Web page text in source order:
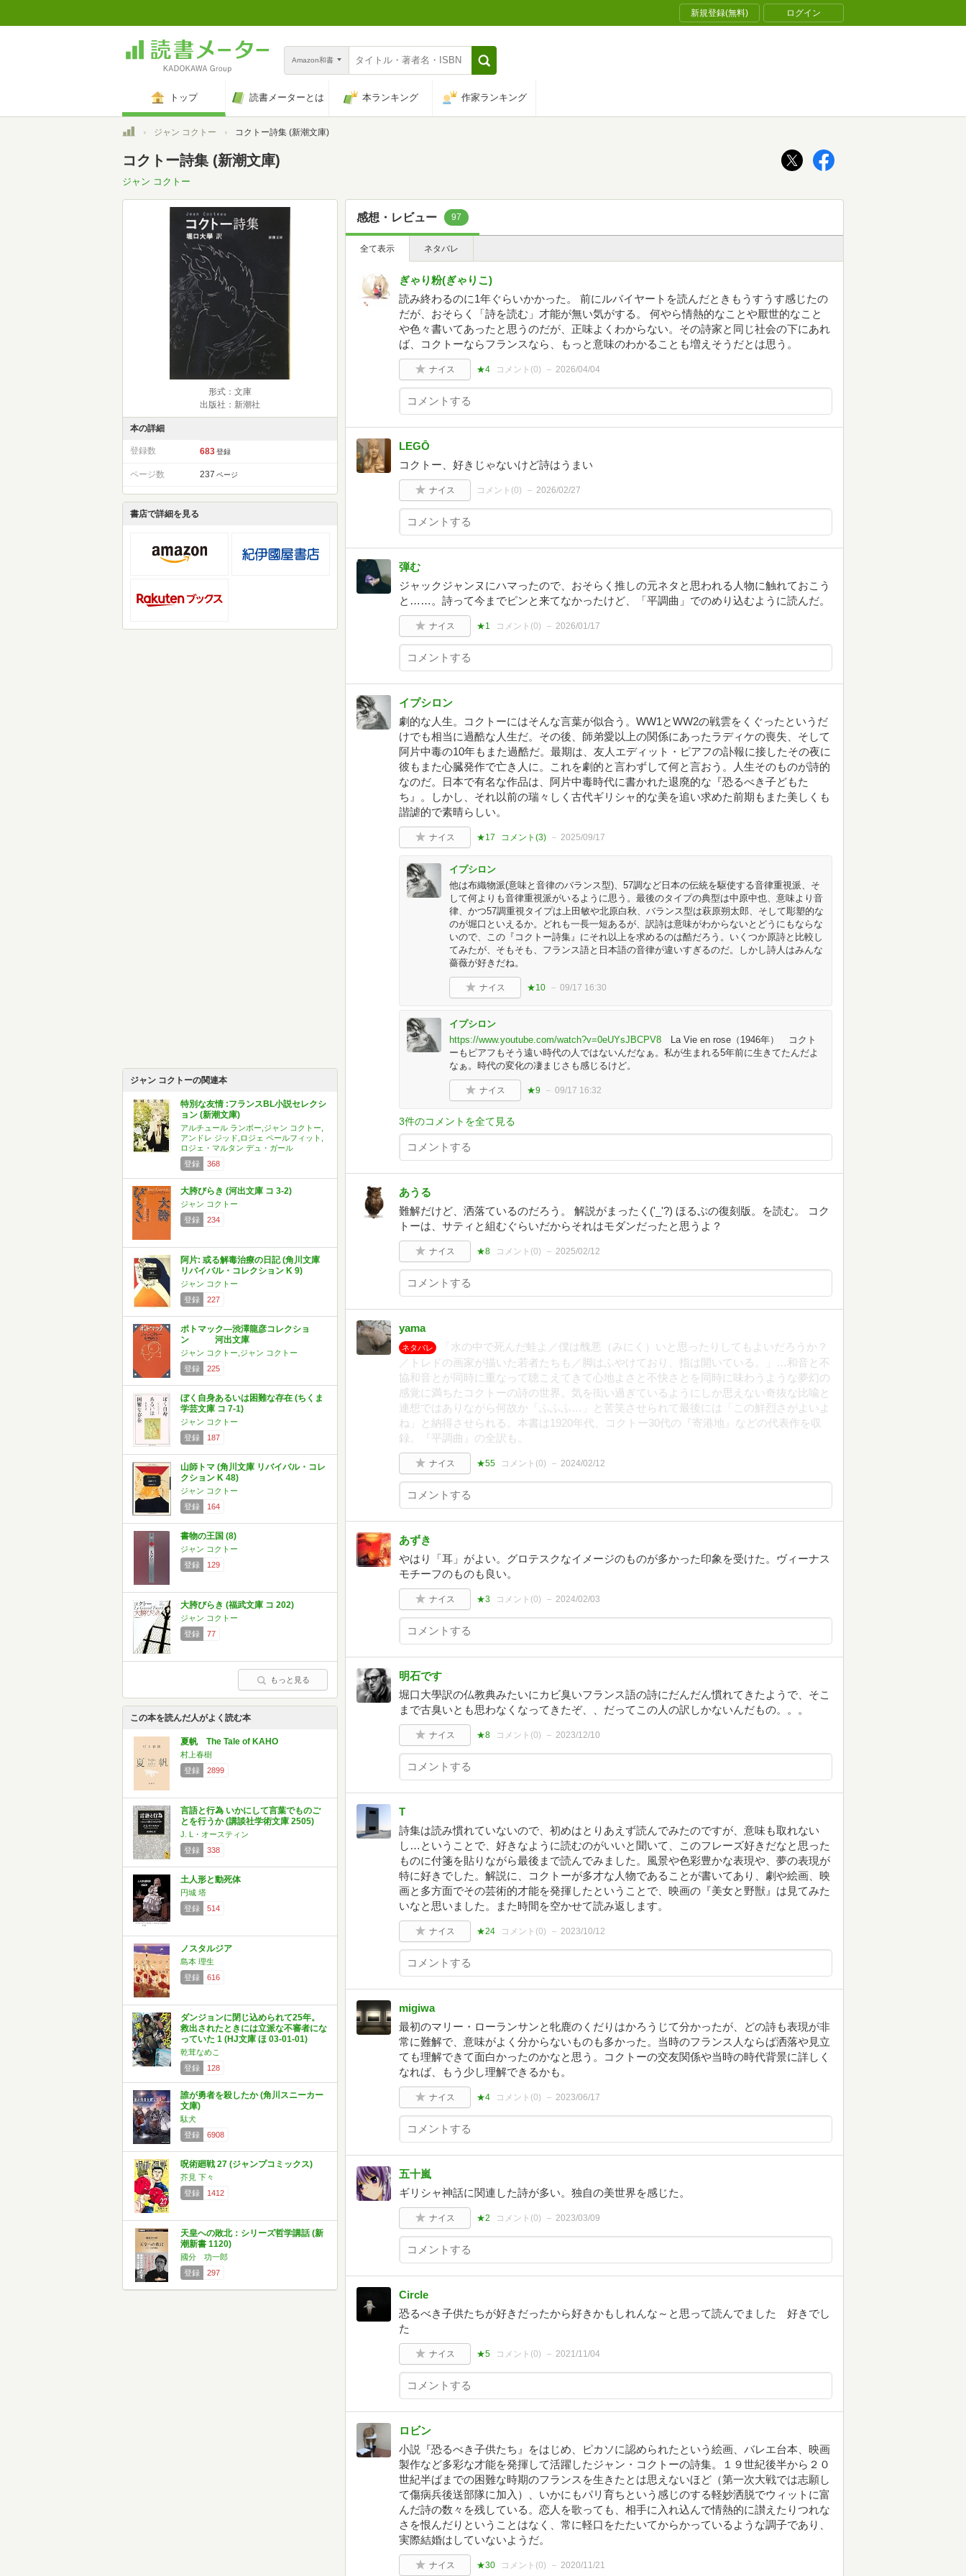
新規登録(無料) ログイン
Amazon和書
トップ 読書メーターとは 本ランキング 作家ランキング
トップジャン コクトー コクトー詩集 (新潮文庫)
コクトー詩集 (新潮文庫)
ジャン コクトー
形式：文庫
出版社：新潮社
本の詳細
登録数 683 登録
ページ数 237 ページ
書店で詳細を見る
ジャン コクトーの関連本
特別な友情 :フランスBL小説セレクシ
ョン (新潮文庫)
アルチュール ランボー,ジャン コクトー,
アンドレ ジッド,ロジェ ペールフィット,
ロジェ・マルタン デュ・ガール
登録
368
大胯びらき (河出文庫 コ 3-2)
ジャン コクトー
登録
234
阿片: 或る解毒治療の日記 (角川文庫
リバイバル・コレクション K 9)
ジャン コクトー
登録
227
ポトマック―渋澤龍彦コレクショ
ン 河出文庫
ジャン コクトー,ジャン コクトー
登録
225
ぼく自身あるいは困難な存在 (ちくま
学芸文庫 コ 7-1)
ジャン コクトー
登録
187
山師トマ (角川文庫 リバイバル・コレ
クション K 48)
ジャン コクトー
登録
164
書物の王国 (8)
ジャン コクトー
登録
129
大胯びらき (福武文庫 コ 202)
ジャン コクトー
登録
77
もっと見る
この本を読んだ人がよく読む本
夏帆 The Tale of KAHO
村上春樹
登録
2899
言語と行為 いかにして言葉でものご
とを行うか (講談社学術文庫 2505)
J. L・オースティン
登録
338
土人形と動死体
円城 塔
登録
514
ノスタルジア
島本 理生
登録
616
ダンジョンに閉じ込められて25年。
救出されたときには立派な不審者にな
っていた 1 (HJ文庫 ほ 03-01-01)
乾茸なめこ
登録
128
誰が勇者を殺したか (角川スニーカー
文庫)
駄犬
登録
6908
呪術廻戦 27 (ジャンプコミックス)
芥見 下々
登録
1412
天皇への敗北：シリーズ哲学講話 (新
潮新書 1120)
國分 功一郎
登録
297
感想・レビュー 97
全て表示 ネタバレ
ぎゃり粉(ぎゃりこ)
読み終わるのに1年ぐらいかかった。 前にルバイヤートを読んだときもうすうす感じたの
だが、おそらく「詩を読む」才能が無い気がする。 何やら情熱的なことや厭世的なこと
や色々書いてあったと思うのだが、正味よくわからない。その詩家と同じ社会の下にあれ
ば、コクトーならフランスなら、もっと意味のわかることも増えそうだとは思う。
ナイス ★4 コメント(0) 2026/04/04
LEGŌ
コクトー、好きじゃないけど詩はうまい
ナイス コメント(0) 2026/02/27
弾む
ジャックジャンヌにハマったので、おそらく推しの元ネタと思われる人物に触れておこう
と……。詩って今までピンと来てなかったけど、「平調曲」でのめり込むように読んだ。
ナイス ★1 コメント(0) 2026/01/17
イプシロン
劇的な人生。コクトーにはそんな言葉が似合う。WW1とWW2の戦雲をくぐったというだ
けでも相当に過酷な人生だ。その後、師弟愛以上の関係にあったラディケの喪失、そして
阿片中毒の10年もまた過酷だ。最期は、友人エディット・ピアフの訃報に接したその夜に
彼もまた心臓発作で亡き人に。これを劇的と言わずして何と言おう。人生そのものが詩的
なのだ。日本で有名な作品は、阿片中毒時代に書かれた退廃的な『恐るべき子どもた
ち』。しかし、それ以前の瑞々しく古代ギリシャ的な美を追い求めた前期もまた美しくも
諧謔的で素晴らしい。
ナイス ★17 コメント(3) 2025/09/17
イプシロン
他は布織物派(意味と音律のバランス型)、57調など日本の伝統を駆使する音律重視派、そ
して何よりも音律重視派がいるように思う。最後のタイプの典型は中原中也、意味より音
律、かつ57調重視タイプは上田敏や北原白秋、バランス型は萩原朔太郎、そして彫塑的な
のが堀口といえるか。どれも一長一短あるが、訳詩は意味がわからないとどうにもならな
いので、この『コクトー詩集』にそれ以上を求めるのは酷だろう。いくつか原詩と比較し
てみたが、そもそも、フランス語と日本語の音律が違いすぎるのだ。しかし詩人はみんな
薔薇が好きだね。
ナイス ★10 09/17 16:30
イプシロン
https://www.youtube.com/watch?v=0eUYsJBCPV8 La Vie en rose（1946年） コクト
ーもピアフもそう遠い時代の人ではないんだなぁ。私が生まれる5年前に生きてたんだよ
なぁ。時代の変化の凄まじさも感じるけど。
ナイス ★9 09/17 16:32
3件のコメントを全て見る
あうる
難解だけど、洒落ているのだろう。 解説がまったく('_'?) ほるぷの復刻版。を読む。 コク
トーは、サティと組むぐらいだからそれはモダンだったと思うよ？
ナイス ★8 コメント(0) 2025/02/12
yama
ネタバレ
「水の中で死んだ蛙よ／僕は醜悪（みにく）いと思ったりしてもよいだろうか？
／トレドの画家が描いた若者たちも／脚はふやけており、指は開いている。」…和音と不
協和音とが同時に重なって聴こえてきて心地よさと不快さとを同時に味わうような夢幻の
感覚に満ちたコクトーの詩の世界。気を衒い過ぎているようにしか思えない奇抜な比喩と
連想ではありながら何故か「ふふふ…」と苦笑させられて最後には「この鮮烈さがよいよ
ね」と納得させられる。本書は1920年代、コクトー30代の『寄港地』などの代表作を収
録。『平調曲』の全訳も。
ナイス ★55 コメント(0) 2024/02/12
あずき
やはり「耳」がよい。グロテスクなイメージのものが多かった印象を受けた。ヴィーナス
モチーフのものも良い。
ナイス ★3 コメント(0) 2024/02/03
明石です
堀口大學訳の仏教典みたいにカビ臭いフランス語の詩にだんだん慣れてきたようで、そこ
まで古臭いとも思わなくなってきたぞ、、だってこの人の訳しかないんだもの。。。
ナイス ★8 コメント(0) 2023/12/10
T
詩集は読み慣れていないので、初めはとりあえず読んでみたのですが、意味も取れない
し…ということで、好きなように読むのがいいと聞いて、このフレーズ好きだなと思った
ものに付箋を貼りながら最後まで読んでみました。風景や色彩豊かな表現や、夢の表現が
特に好きでした。解説に、コクトーが多才な人物であることが書いてあり、劇や絵画、映
画と多方面でその芸術的才能を発揮したということで、映画の『美女と野獣』は見てみた
いなと思いました。また時間を空かせて読み返します。
ナイス ★24 コメント(0) 2023/10/12
migiwa
最初のマリー・ローランサンと牝鹿のくだりはかろうじて分かったが、どの詩も表現が非
常に難解で、意味がよく分からないものも多かった。当時のフランス人ならば洒落や見立
ても理解できて面白かったのかなと思う。コクトーの交友関係や当時の時代背景に詳しく
なれば、もう少し理解できるかも。
ナイス ★4 コメント(0) 2023/06/17
五十嵐
ギリシャ神話に関連した詩が多い。独自の美世界を感じた。
ナイス ★2 コメント(0) 2023/03/09
Circle
恐るべき子供たちが好きだったから好きかもしれんな～と思って読んでました 好きでし
た
ナイス ★5 コメント(0) 2021/11/04
ロビン
小説『恐るべき子供たち』をはじめ、ピカソに認められたという絵画、バレエ台本、映画
製作など多彩な才能を発揮して活躍したジャン・コクトーの詩集。１９世紀後半から２０
世紀半ばまでの困難な時期のフランスを生きたとは思えないほど（第一次大戦では志願し
て傷病兵後送部隊に加入）、いかにもパリ育ちという感じのする軽妙洒脱でウィットに富
んだ詩の数々を残している。恋人を歌っても、相手に入れ込んで情熱的に讃えたりつれな
さを恨んだりということはなく、常に軽口をたたいてからかっているような調子であり、
実際結婚はしていないようだ。
ナイス ★30 コメント(0) 2020/11/21